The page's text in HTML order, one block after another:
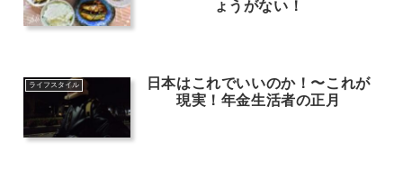
ょうがない！
ライフスタイル
日本はこれでいいのか！〜これが
現実！年金生活者の正月